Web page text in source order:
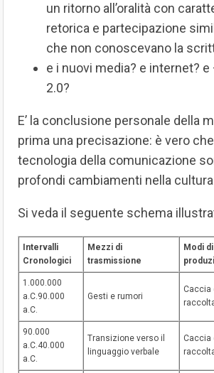
un ritorno all’oralità con
retorica e partecipazione
che non conoscevano la
e i nuovi media? e internet?
2.0?
E’ la conclusione personale della
prima una precisazione: è vero
tecnologia della comunicazione
profondi cambiamenti nella
Si veda il seguente schema
Intervalli
Cronologici
Mezzi di
trasmissione
Modi di
1.000.000
a.C.90.000
a.C.
Gesti e rumori
Caccia
90.000
a.C.40.000
a.C.
Transizione verso il
linguaggio verbale
Caccia